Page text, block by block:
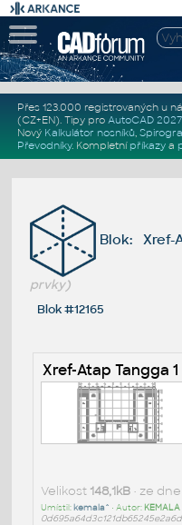
Přes 123.000 registrovaných u
(CZ+EN). Tipy pro AutoCAD 2027
Nový Kalkulátor nosníků,
Převodníky. Kompletní příkazya
Blok: Xref-
prvky)
Blok #12165
Xref-Atap Tangga 1
Velikost 148,1kB• ze dne
Umístil: kemala^ • Autor: KEMALA